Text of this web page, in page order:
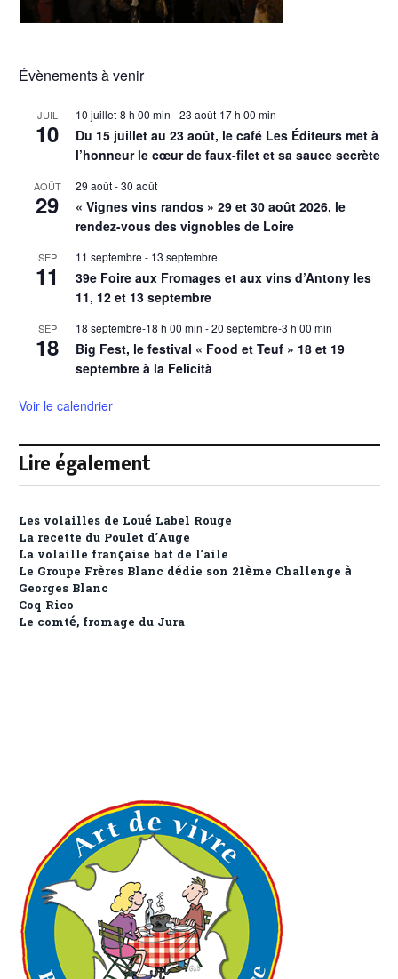
Évènements à venir
JUIL
10
10 juillet-8 h 00 min -23 août-17 h 00 min
Du 15 juillet au 23 août, le café Les Éditeurs met à
l’honneur le cœur de faux-filet et sa sauce secrète
AOÛT
29
29 août-30 août
« Vignes vins randos » 29 et 30 août 2026, le
rendez-vous des vignobles de Loire
SEP
11
11 septembre - 13 septembre
39e Foire aux Fromages et aux vins d’Antony les
11, 12 et 13 septembre
SEP
18
18 septembre-18 h 00 min -20 septembre-3 h 00 min
Big Fest, le festival « Food et Teuf » 18 et 19
septembre à la Felicità
Voir le calendrier
Lire également
Les volailles de Loué Label Rouge
La recette du Poulet d’Auge
La volaille française bat de l’aile
Le Groupe Frères Blanc dédie son 21ème Challenge à
Georges Blanc
Coq Rico
Le comté, fromage du Jura